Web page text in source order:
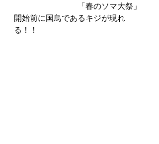
「春のソマ大祭」
開始前に国鳥であるキジが現れ
る！！